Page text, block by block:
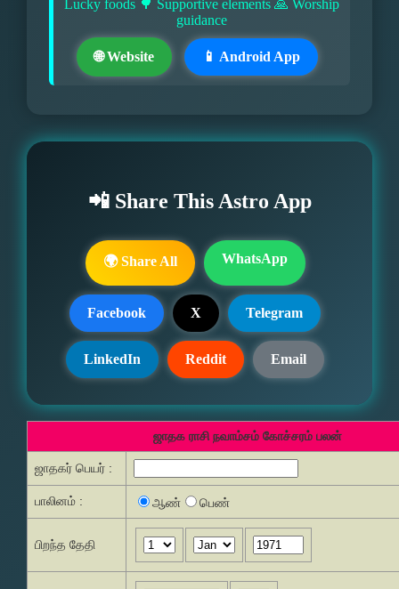
Lucky foods 🌳 Supportive elements 🙏 Worship
guidance
🌐 Website 📱 Android App
📲 Share This Astro App
🌍 Share All WhatsApp
Facebook X Telegram
LinkedIn Reddit Email
ஜாதக ராசி நவாம்சம் கோச்சரம் பலன்
ஜாதகர் பெயர் :
பாலினம் : ஆண் பெண்
பிறந்த தேதி